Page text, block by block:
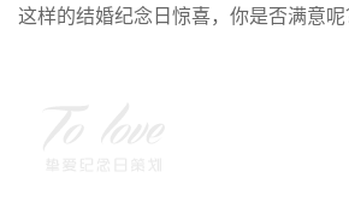
这样的结婚纪念日惊喜，你是否满意呢